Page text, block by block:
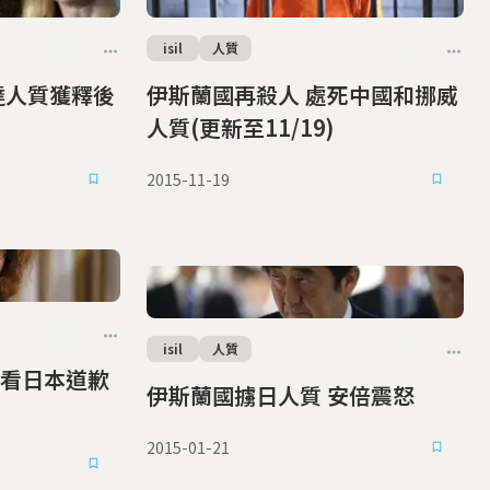
伊斯蘭國再殺人 處死中國和挪威
人質(更新至11/19)
isil 人質
2015-11-19
日本道歉
伊斯蘭國擄日人質 安倍震怒
isil 人質
2015-01-21